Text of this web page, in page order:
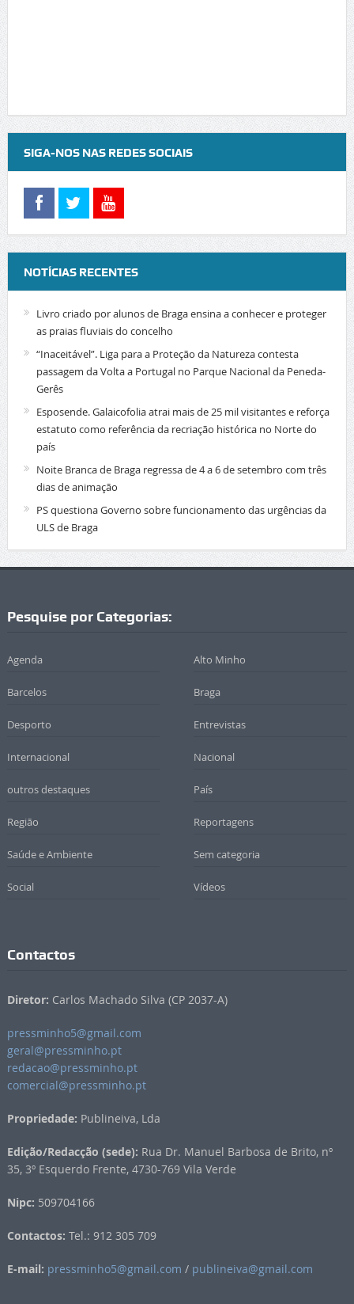
SIGA-NOS NAS REDES SOCIAIS
NOTÍCIAS RECENTES
Livro criado por alunos de Braga ensina a conhecer e proteger
as praias fluviais do concelho
“Inaceitável”. Liga para a Proteção da Natureza contesta
passagem da Volta a Portugal no Parque Nacional da Peneda-
Gerês
Esposende. Galaicofolia atrai mais de 25 mil visitantes e reforça
estatuto como referência da recriação histórica no Norte do
país
Noite Branca de Braga regressa de 4 a 6 de setembro com três
dias de animação
PS questiona Governo sobre funcionamento das urgências da
ULS de Braga
Pesquise por Categorias:
Agenda Alto Minho
Barcelos Braga
Desporto Entrevistas
Internacional Nacional
outros destaques País
Região Reportagens
Saúde e Ambiente Sem categoria
Social Vídeos
Contactos
Diretor: Carlos Machado Silva (CP 2037-A)
pressminho5@gmail.com
geral@pressminho.pt
redacao@pressminho.pt
comercial@pressminho.pt
Propriedade: Publineiva, Lda
Edição/Redacção (sede): Rua Dr. Manuel Barbosa de Brito, nº
35, 3º Esquerdo Frente, 4730-769 Vila Verde
Nipc: 509704166
Contactos: Tel.: 912 305 709
E-mail: pressminho5@gmail.com / publineiva@gmail.com